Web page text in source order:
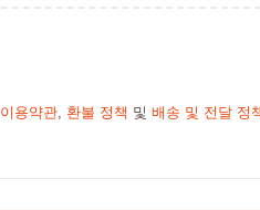
이용약관, 환불 정책 및 배송 및 전달 정